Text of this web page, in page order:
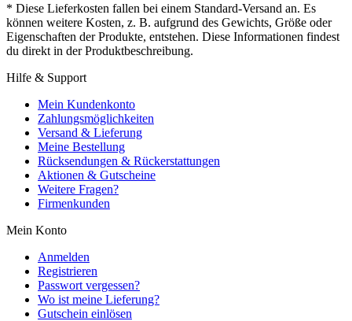
* Diese Lieferkosten fallen bei einem Standard-Versand an. Es
können weitere Kosten, z. B. aufgrund des Gewichts, Größe oder
Eigenschaften der Produkte, entstehen. Diese Informationen findest
du direkt in der Produktbeschreibung.
Hilfe & Support
Mein Kundenkonto
Zahlungsmöglichkeiten
Versand & Lieferung
Meine Bestellung
Rücksendungen & Rückerstattungen
Aktionen & Gutscheine
Weitere Fragen?
Firmenkunden
Mein Konto
Anmelden
Registrieren
Passwort vergessen?
Wo ist meine Lieferung?
Gutschein einlösen